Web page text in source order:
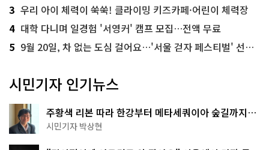
3 우리 아이 체력이 쑥쑥! 클라이밍 키즈카페·어린이 체력장
4 대학 다니며 일경험 '서영커' 캠프 모집…전액 무료
5 9월 20일, 차 없는 도심 걸어요…'서울 걷자 페스티벌' 선착순 5천명
시민기자 인기뉴스
주황색 리본 따라 한강부터 메타세쿼이아 숲길까지…
서울둘레길 15코스
시민기자 박상현